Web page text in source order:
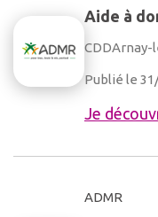
Aide à
CDDArnay-
Publié le
Je
ADMR